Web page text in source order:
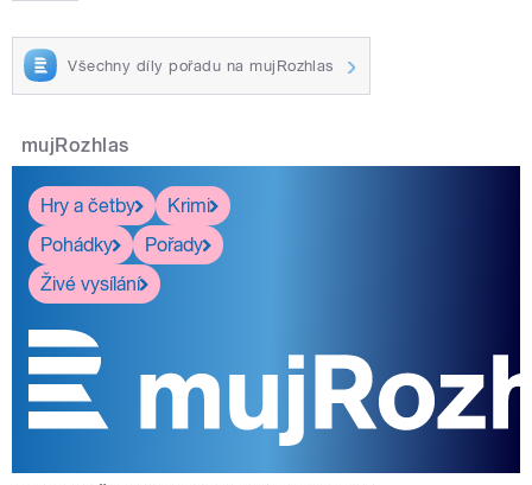
Všechny díly pořadu na mujRozhlas
mujRozhlas
Hry a četby
Krimi
Pohádky
Pořady
Živé vysílání